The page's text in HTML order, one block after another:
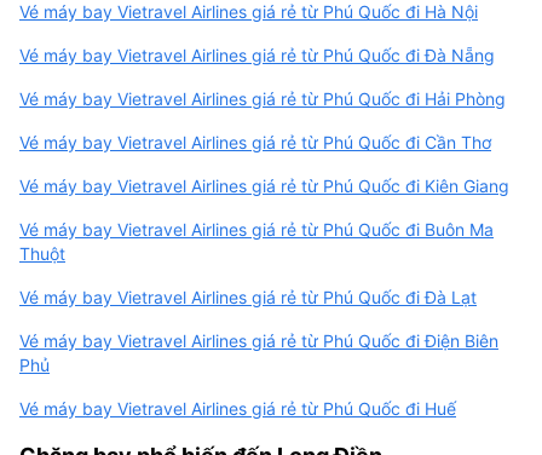
Vé máy bay Vietravel Airlines giá rẻ từ Phú Quốc đi Hà Nội
Vé máy bay Vietravel Airlines giá rẻ từ Phú Quốc đi Đà Nẵng
Vé máy bay Vietravel Airlines giá rẻ từ Phú Quốc đi Hải Phòng
Vé máy bay Vietravel Airlines giá rẻ từ Phú Quốc đi Cần Thơ
Vé máy bay Vietravel Airlines giá rẻ từ Phú Quốc đi Kiên Giang
Vé máy bay Vietravel Airlines giá rẻ từ Phú Quốc đi Buôn Ma
Thuột
Vé máy bay Vietravel Airlines giá rẻ từ Phú Quốc đi Đà Lạt
Vé máy bay Vietravel Airlines giá rẻ từ Phú Quốc đi Điện Biên
Phủ
Vé máy bay Vietravel Airlines giá rẻ từ Phú Quốc đi Huế